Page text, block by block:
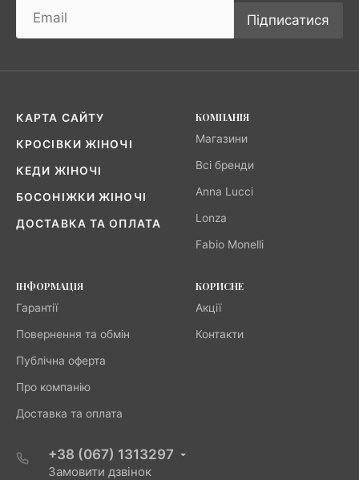
Підписатися
КАРТА САЙТУ
КРОСІВКИ ЖІНОЧІ
КЕДИ ЖІНОЧІ
БОСОНІЖКИ ЖІНОЧІ
ДОСТАВКА ТА ОПЛАТА
КОМПАНІЯ
Магазини
Всі бренди
Anna Lucci
Lonza
Fabio Monelli
ІНФОРМАЦІЯ
Гарантії
Повернення та обмін
Публічна оферта
Про компанію
Доставка та оплата
КОРИСНЕ
Акції
Контакти
+38 (067) 1313297
Замовити дзвінок